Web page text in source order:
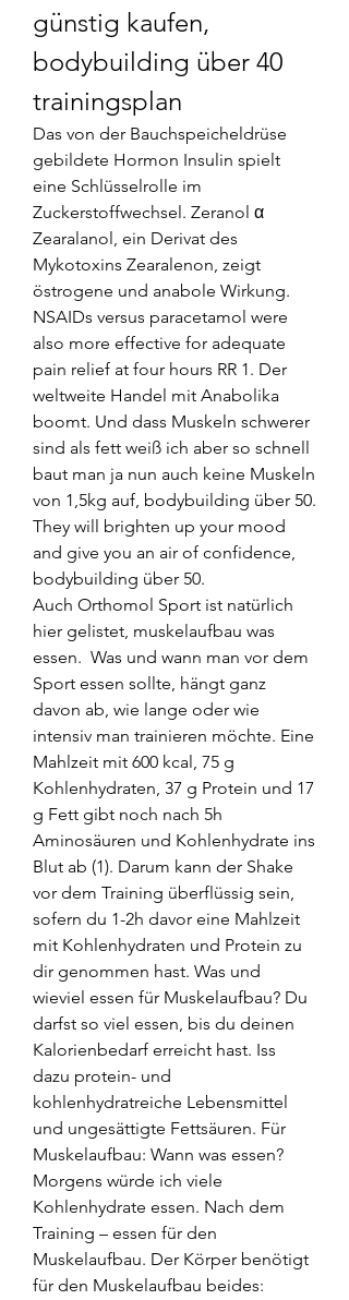
günstig kaufen,
bodybuilding über 40
trainingsplan
Das von der Bauchspeicheldrüse
gebildete Hormon Insulin spielt
eine Schlüsselrolle im
Zuckerstoffwechsel. Zeranol α
Zearalanol, ein Derivat des
Mykotoxins Zearalenon, zeigt
östrogene und anabole Wirkung.
NSAIDs versus paracetamol were
also more effective for adequate
pain relief at four hours RR 1. Der
weltweite Handel mit Anabolika
boomt. Und dass Muskeln schwerer
sind als fett weiß ich aber so schnell
baut man ja nun auch keine Muskeln
von 1,5kg auf, bodybuilding über 50.
They will brighten up your mood
and give you an air of confidence,
bodybuilding über 50.
Auch Orthomol Sport ist natürlich
hier gelistet, muskelaufbau was
essen.  Was und wann man vor dem
Sport essen sollte, hängt ganz
davon ab, wie lange oder wie
intensiv man trainieren möchte. Eine
Mahlzeit mit 600 kcal, 75 g
Kohlenhydraten, 37 g Protein und 17
g Fett gibt noch nach 5h
Aminosäuren und Kohlenhydrate ins
Blut ab (1). Darum kann der Shake
vor dem Training überflüssig sein,
sofern du 1-2h davor eine Mahlzeit
mit Kohlenhydraten und Protein zu
dir genommen hast. Was und
wieviel essen für Muskelaufbau? Du
darfst so viel essen, bis du deinen
Kalorienbedarf erreicht hast. Iss
dazu protein- und
kohlenhydratreiche Lebensmittel
und ungesättigte Fettsäuren. Für
Muskelaufbau: Wann was essen?
Morgens würde ich viele
Kohlenhydrate essen. Nach dem
Training – essen für den
Muskelaufbau. Der Körper benötigt
für den Muskelaufbau beides: